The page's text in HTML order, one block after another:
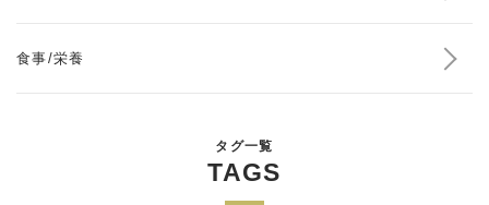
食事/栄養
タグ一覧
TAGS